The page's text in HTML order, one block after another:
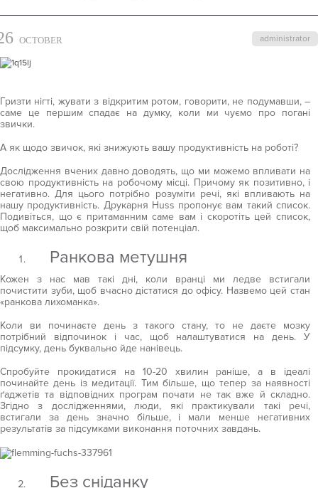
administrator
OCTOBER
Гризти нігті, жувати з відкритим ротом, говорити, не подумавши, –
саме це першим спадає на думку, коли ми чуємо про погані
звички.
А як щодо звичок, які знижують вашу продуктивність на роботі?
Дослідження вчених давно доводять, що ми можемо впливати на
свою продуктивність на робочому місці. Причому як позитивно, і
негативно. Для цього потрібно розуміти речі, які впливають на
нашу продуктивність. Друкарня Huss пропонує вам такий список.
Подивіться, що є притаманним саме вам і скоротіть цей список,
щоб максимально розкрити свій потенціал.
Ранкова метушня
Кожен з нас мав такі дні, коли вранці ми ледве встигали
почистити зуби, щоб вчасно дістатися до офісу. Назвемо цей стан
«ранкова лихоманка».
Коли ви починаєте день з такого стану, то не даєте мозку
потрібний відпочинок і час, щоб налаштуватися на день. У
підсумку, день буквально йде нанівець.
Спробуйте прокидатися на 10-20 хвилин раніше, а в ідеалі
починайте день із медитації. Тим більше, що тепер за наявності
ґаджетів та відповідних програм почати не так вже й складно.
Згідно з дослідженнями, люди, які практикували такі речі,
встигали за день значно більше, і мали менше негативних
результатів за підсумками виконання поточних завдань.
Без сніданку